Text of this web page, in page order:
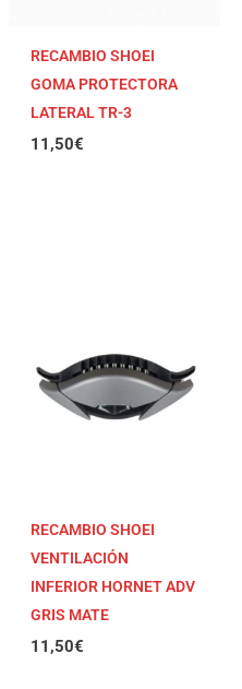
RECAMBIO SHOEI
GOMA PROTECTORA
LATERAL TR-3
11,50€
RECAMBIO SHOEI
VENTILACIÓN
INFERIOR HORNET ADV
GRIS MATE
11,50€